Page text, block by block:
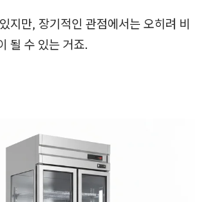
지만, 장기적인 관점에서는 오히려 비
될 수 있는 거죠.